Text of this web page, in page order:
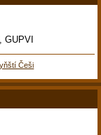
GUPVI
Češi